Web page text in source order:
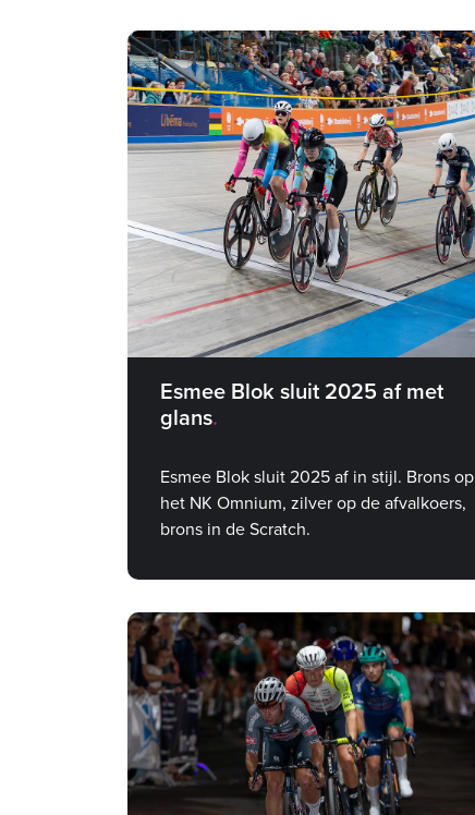
Esmee Blok sluit 2025 af met
glans
Esmee Blok sluit 2025 af in stijl. Brons op
het NK Omnium, zilver op de afvalkoers,
brons in de Scratch.